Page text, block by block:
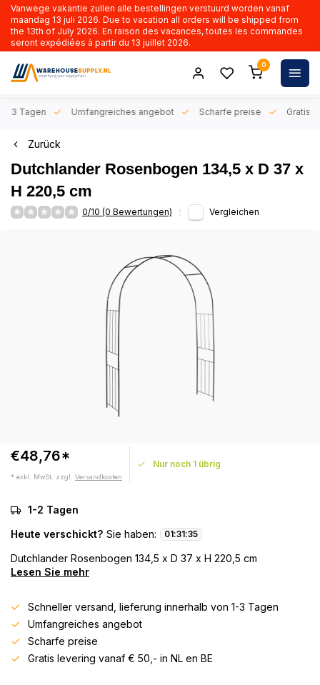
Vanwege vakantie zullen alle bestellingen verstuurd worden vanaf
maandag 13 juli 2026. Due to vacation all orders will be shipped from
the 13th of July 2026. En raison des vacances, toutes les commandes
seront expédiées à partir du 13 juillet 2026.
0
3 Tagen Umfangreiches angebot Scharfe preise Gratis
Zurück
Dutchlander Rosenbogen 134,5 x D 37 x
H 220,5 cm
0/10 (0 Bewertungen) Vergleichen
€48,76*
* exkl. MwSt. zzgl. Versandkosten
Nur noch 1 übrig
1-2 Tagen
Heute verschickt? Sie haben: 01:31:35
Dutchlander Rosenbogen 134,5 x D 37 x H 220,5 cm
Lesen Sie mehr
Schneller versand, lieferung innerhalb von 1-3 Tagen
Umfangreiches angebot
Scharfe preise
Gratis levering vanaf € 50,- in NL en BE